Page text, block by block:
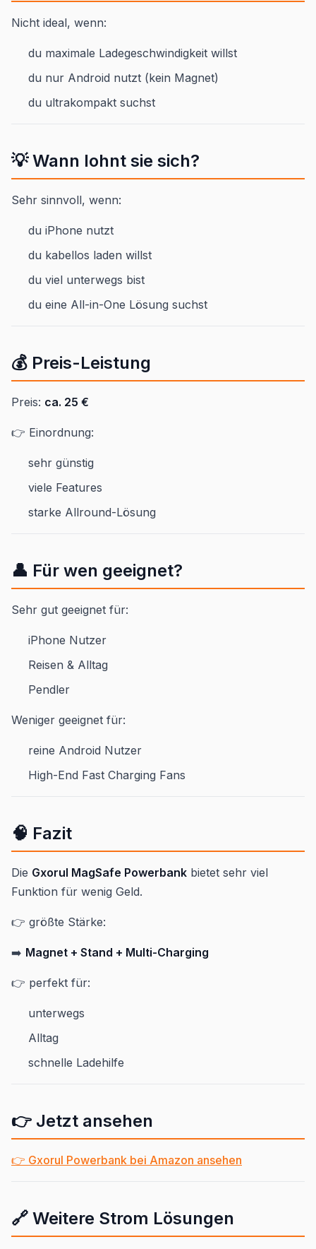
Nicht ideal, wenn:
du maximale Ladegeschwindigkeit willst
du nur Android nutzt (kein Magnet)
du ultrakompakt suchst
💡 Wann lohnt sie sich?
Sehr sinnvoll, wenn:
du iPhone nutzt
du kabellos laden willst
du viel unterwegs bist
du eine All-in-One Lösung suchst
💰 Preis-Leistung
Preis: ca. 25 €
👉 Einordnung:
sehr günstig
viele Features
starke Allround-Lösung
👤 Für wen geeignet?
Sehr gut geeignet für:
iPhone Nutzer
Reisen & Alltag
Pendler
Weniger geeignet für:
reine Android Nutzer
High-End Fast Charging Fans
🧠 Fazit
Die Gxorul MagSafe Powerbank bietet sehr viel
Funktion für wenig Geld.
👉 größte Stärke:
➡️ Magnet + Stand + Multi-Charging
👉 perfekt für:
unterwegs
Alltag
schnelle Ladehilfe
👉 Jetzt ansehen
👉 Gxorul Powerbank bei Amazon ansehen
🔗 Weitere Strom Lösungen